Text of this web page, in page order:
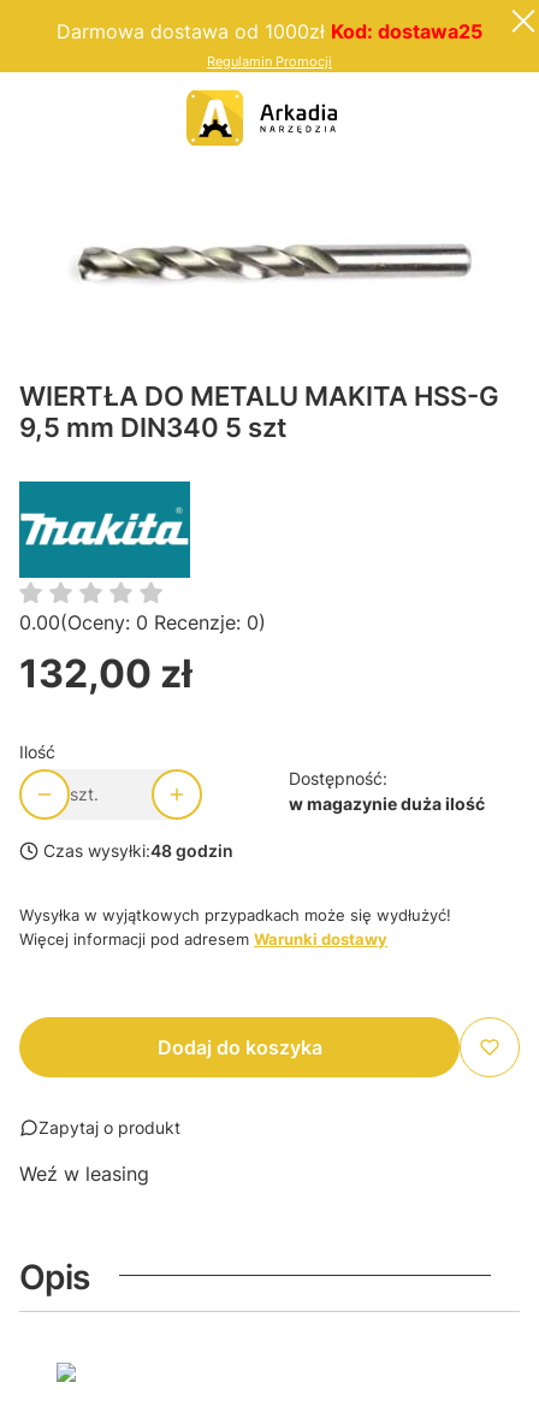
Darmowa dostawa od 1000zł Kod: dostawa25
Regulamin Promocji
WIERTŁA DO METALU MAKITA HSS-G
9,5 mm DIN340 5 szt
0.00(Oceny: 0 Recenzje: 0)
Cena
132,00 zł
Ilość
szt.
Dostępność:
w magazynie duża ilość
Czas wysyłki:48 godzin
Wysyłka w wyjątkowych przypadkach może się wydłużyć!
Więcej informacji pod adresem Warunki dostawy
Dodaj do koszyka
Zapytaj o produkt
Weź w leasing
Opis